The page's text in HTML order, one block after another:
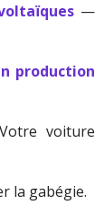
—
production
voiture
la gabégie.